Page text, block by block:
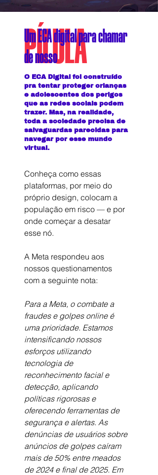
PÍLULA
Um ECA digital para chamar
de nosso
O ECA Digital foi construído
pra tentar proteger crianças
e adolescentes dos perigos
que as redes sociais podem
trazer. Mas, na realidade,
toda a sociedade precisa de
salvaguardas parecidas para
navegar por esse mundo
virtual.
Conheça como essas
plataformas, por meio do
próprio design, colocam a
população em risco — e por
onde começar a desatar
esse nó.
A Meta respondeu aos
nossos questionamentos
com a seguinte nota:
Para a Meta, o combate a
fraudes e golpes online é
uma prioridade. Estamos
intensificando nossos
esforços utilizando
tecnologia de
reconhecimento facial e
detecção, aplicando
políticas rigorosas e
oferecendo ferramentas de
segurança e alertas. As
denúncias de usuários sobre
anúncios de golpes caíram
mais de 50% entre meados
de 2024 e final de 2025. Em